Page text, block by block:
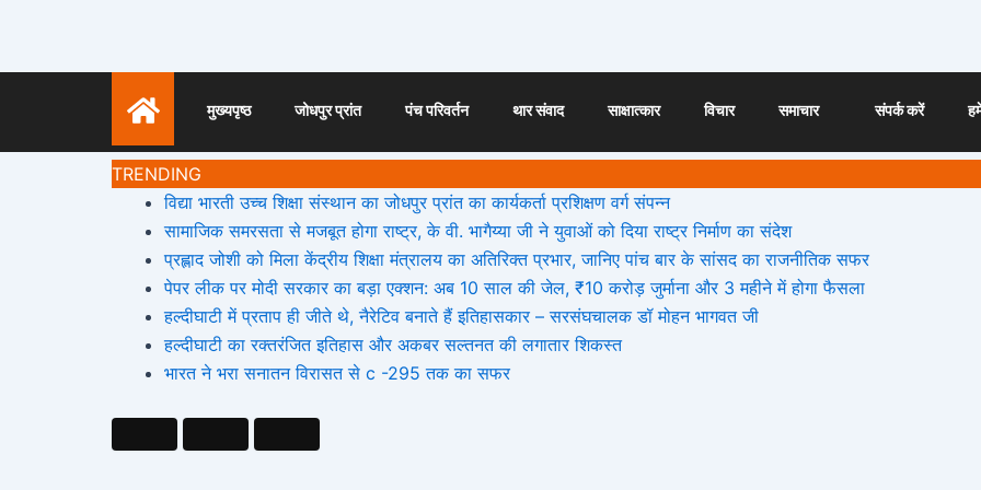
content
मुख्यपृष्ठ जोधपुर प्रांत पंच परिवर्तन थार संवाद साक्षात्कार विचार समाचार संपर्क करें
TRENDING
विद्या भारती उच्च शिक्षा संस्थान का जोधपुर प्रांत का कार्यकर्ता प्रशिक्षण वर्ग संपन्न
सामाजिक समरसता से मजबूत होगा राष्ट्र, के वी. भागैय्या जी ने युवाओं को दिया राष्ट्र निर्माण का संदेश
प्रह्लाद जोशी को मिला केंद्रीय शिक्षा मंत्रालय का अतिरिक्त प्रभार, जानिए पांच बार के सांसद का राजनीतिक सफर
पेपर लीक पर मोदी सरकार का बड़ा एक्शन: अब 10 साल की जेल, ₹10 करोड़ जुर्माना और 3 महीने में होगा फैसला
हल्दीघाटी में प्रताप ही जीते थे, नैरेटिव बनाते हैं इतिहासकार – सरसंघचालक डॉ मोहन भागवत जी
हल्दीघाटी का रक्तरंजित इतिहास और अकबर सल्तनत की लगातार शिकस्त
भारत ने भरा सनातन विरासत से c -295 तक का सफर